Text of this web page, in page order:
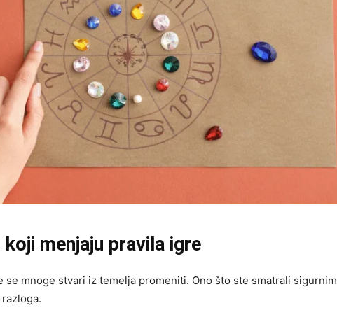
menjaju pravila igre
se mnoge stvari iz temelja promeniti. Ono što ste smatrali sigurnim